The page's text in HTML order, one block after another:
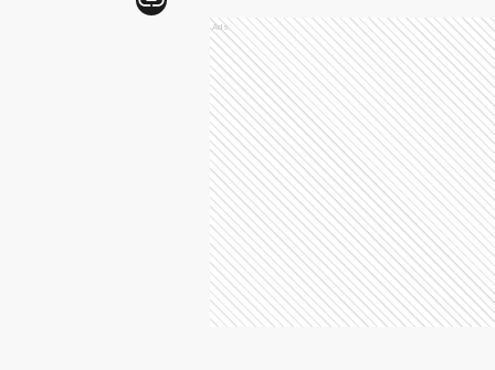
Ads